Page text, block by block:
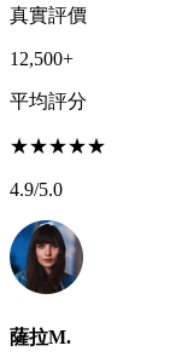
真實評價
12,500+
平均評分
★★★★★
4.9/5.0
薩拉M.